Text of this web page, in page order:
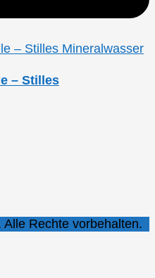
– Stilles
Rechte vorbehalten.